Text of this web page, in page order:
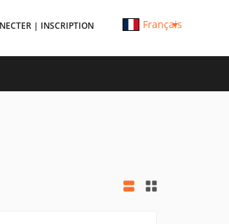
| INSCRIPTION Français